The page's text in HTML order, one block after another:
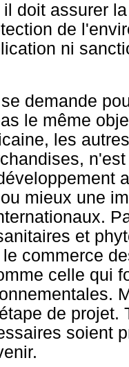
doit assurer
de
ni
demande
le même
les
mieux une
et
commerce
celle qui
de projet.
soient